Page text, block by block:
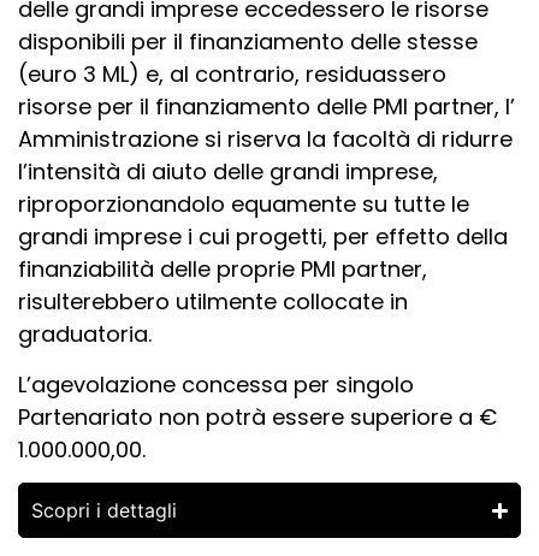
delle grandi imprese eccedessero le risorse
disponibili per il finanziamento delle stesse
(euro 3 ML) e, al contrario, residuassero
risorse per il finanziamento delle PMI partner, l’
Amministrazione si riserva la facoltà di ridurre
l’intensità di aiuto delle grandi imprese,
riproporzionandolo equamente su tutte le
grandi imprese i cui progetti, per effetto della
finanziabilità delle proprie PMI partner,
risulterebbero utilmente collocate in
graduatoria.
L’agevolazione concessa per singolo
Partenariato non potrà essere superiore a €
1.000.000,00.
Scopri i dettagli